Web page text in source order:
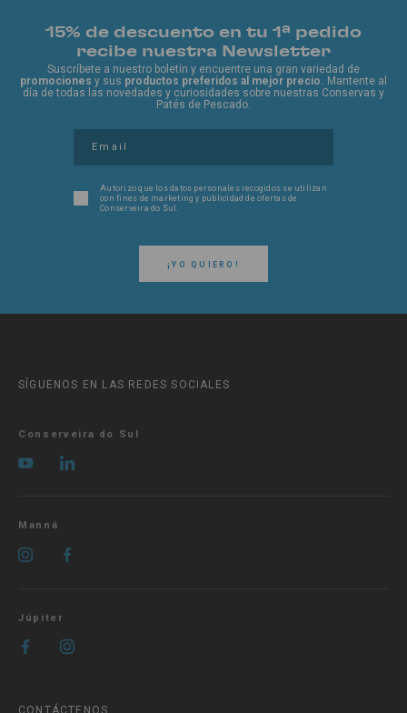
15% de descuento en tu 1ª pedido
recibe nuestra Newsletter
Suscríbete a nuestro boletín y encuentre una gran variedad de
promociones y sus productos preferidos al mejor precio. Mantente al
día de todas las novedades y curiosidades sobre nuestras Conservas y
Patés de Pescado.
¡YO QUIERO!
Autorizo ​​que los datos personales recogidos se utilizan
con fines de marketing y publicidad de ofertas de
Conserveira do Sul.
SÍGUENOS EN LAS REDES SOCIALES
Conserveira do Sul
Manná
Júpiter
CONTÁCTENOS